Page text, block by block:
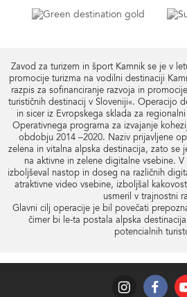
Zavod za turizem in šport Kamnik se je v
promocije turizma na vodilni destinaciji
razpis za sofinanciranje razvoja in
turističnih destinacij v Sloveniji«. Operacijo
in sicer iz Evropskega sklada za
Operativnega programa za izvajanje
obdobju 2014 –2020. Naziv prijavljene
zelena in vitalna alpska destinacija, zato se
na aktivne in zelene digitalne vsebine.
izboljševal nastop in doseg na različnih
atraktivne video vsebine, izboljšal
usmeril v trajnostni
Glavni cilj operacije je bil povečati
čimer bi le-ta postala alpska
potencialnih